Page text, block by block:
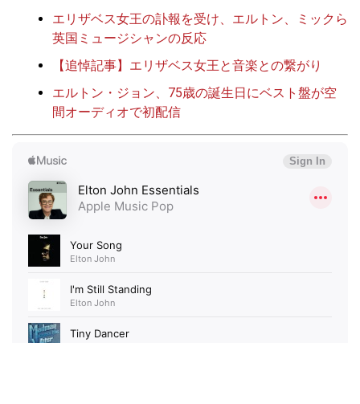
エリザベス女王の訃報を受け、エルトン、ミックら
英国ミュージシャンの反応
【追悼記事】エリザベス女王と音楽との繋がり
エルトン・ジョン、75歳の誕生日にベスト盤が空
間オーディオで初配信